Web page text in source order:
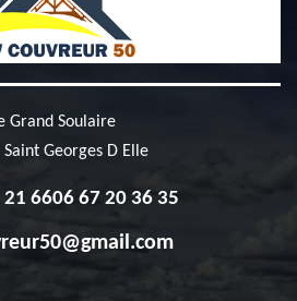
Grand Soulaire
Saint Georges D Elle
21 6606 67 20 36 35